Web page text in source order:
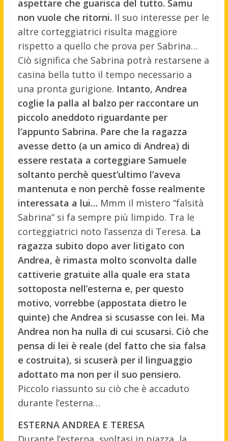
aspettare che guarisca del tutto. Samu
non vuole che ritorni. Il suo interesse per le
altre corteggiatrici risulta maggiore
rispetto a quello che prova per Sabrina…
Ciò significa che Sabrina potrà restarsene a
casina bella tutto il tempo necessario a
una pronta gurigione. Intanto, Andrea
coglie la palla al balzo per raccontare un
piccolo aneddoto riguardante per
l’appunto Sabrina. Pare che la ragazza
avesse detto (a un amico di Andrea) di
essere restata a corteggiare Samuele
soltanto perchè quest’ultimo l’aveva
mantenuta e non perchè fosse realmente
interessata a lui… Mmm il mistero “falsità
Sabrina” si fa sempre più limpido. Tra le
corteggiatrici noto l’assenza di Teresa. La
ragazza subito dopo aver litigato con
Andrea, è rimasta molto sconvolta dalle
cattiverie gratuite alla quale era stata
sottoposta nell’esterna e, per questo
motivo, vorrebbe (appostata dietro le
quinte) che Andrea si scusasse con lei. Ma
Andrea non ha nulla di cui scusarsi. Ciò che
pensa di lei è reale (del fatto che sia falsa
e costruita), si scuserà per il linguaggio
adottato ma non per il suo pensiero.
Piccolo riassunto su ciò che è accaduto
durante l’esterna…
ESTERNA ANDREA E TERESA